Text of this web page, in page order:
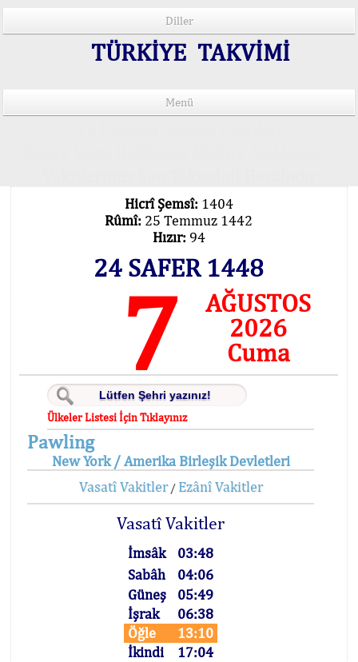
Diller
TÜRKİYE TAKVİMİ
Menü
Hicrî Şemsî: 1404
Rûmî: 25 Temmuz 1442
Hızır: 94
24 SAFER 1448
7
AĞUSTOS
2026
Cuma
Ülkeler Listesi İçin Tıklayınız
Pawling
New York / Amerika Birleşik Devletleri
Vasatî Vakitler/ Ezânî Vakitler
Vasatî Vakitler
İmsâk
03:48
Sabâh
04:06
Güneş
05:49
İşrak
06:38
Öğle
13:10
İkindi
17:04